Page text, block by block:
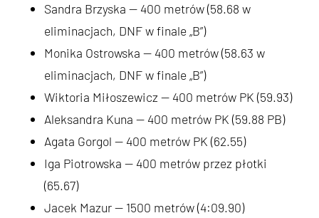
Sandra Brzyska — 400 metrów (58.68 w
eliminacjach, DNF w finale „B”)
Monika Ostrowska — 400 metrów (58.63 w
eliminacjach, DNF w finale „B”)
Wiktoria Miłoszewicz — 400 metrów PK (59.93)
Aleksandra Kuna — 400 metrów PK (59.88 PB)
Agata Gorgol — 400 metrów PK (62.55)
Iga Piotrowska — 400 metrów przez płotki
(65.67)
Jacek Mazur — 1500 metrów (4:09.90)